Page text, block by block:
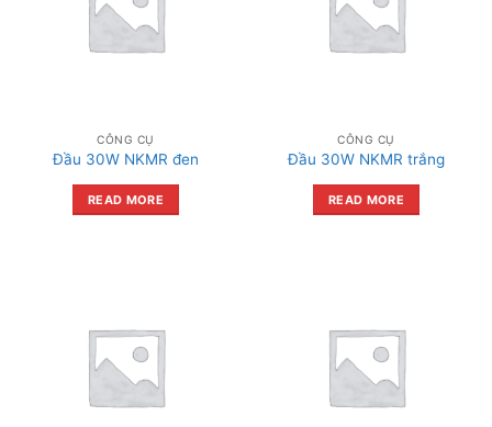
CÔNG CỤ
Đầu 30W NKMR đen
READ MORE
CÔNG CỤ
Đầu 30W NKMR trắng
READ MORE